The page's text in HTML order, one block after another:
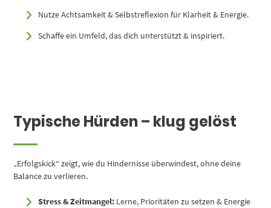
Nutze Achtsamkeit & Selbstreflexion für Klarheit & Energie.
Schaffe ein Umfeld, das dich unterstützt & inspiriert.
Typische Hürden – klug gelöst
„Erfolgskick“ zeigt, wie du Hindernisse überwindest, ohne deine
Balance zu verlieren.
Stress & Zeitmangel: Lerne, Prioritäten zu setzen & Energie